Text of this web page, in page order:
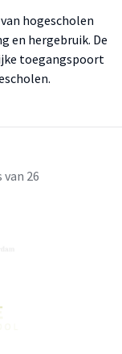
hogescholen
en hergebruik. De
toegangspoort
26